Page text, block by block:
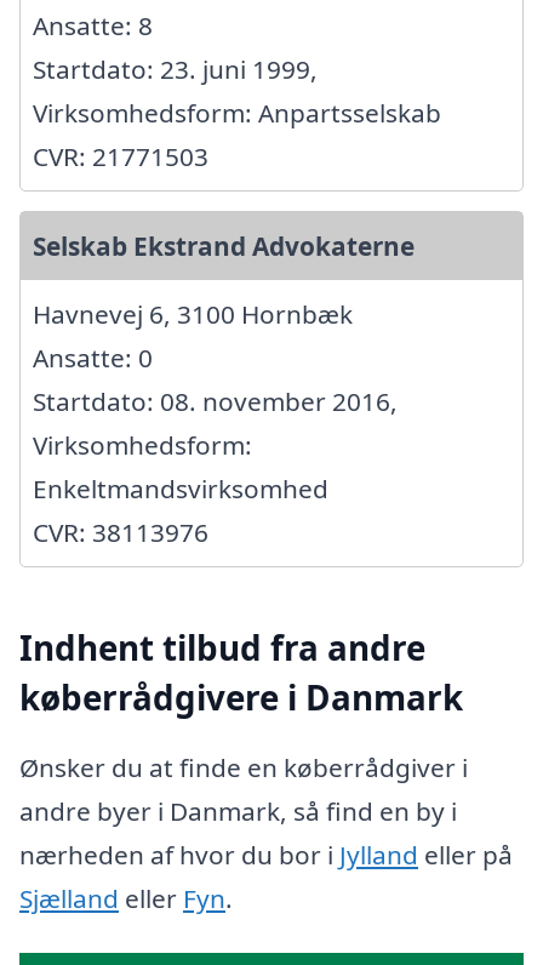
Ansatte: 8
Startdato: 23. juni 1999,
Virksomhedsform: Anpartsselskab
CVR: 21771503
Selskab Ekstrand Advokaterne
Havnevej 6, 3100 Hornbæk
Ansatte: 0
Startdato: 08. november 2016,
Virksomhedsform:
Enkeltmandsvirksomhed
CVR: 38113976
Indhent tilbud fra andre
køberrådgivere i Danmark
Ønsker du at finde en køberrådgiver i
andre byer i Danmark, så find en by i
nærheden af hvor du bor i Jylland eller på
Sjælland eller Fyn.